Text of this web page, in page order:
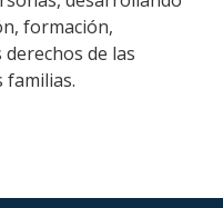
formación,
de las
familias.